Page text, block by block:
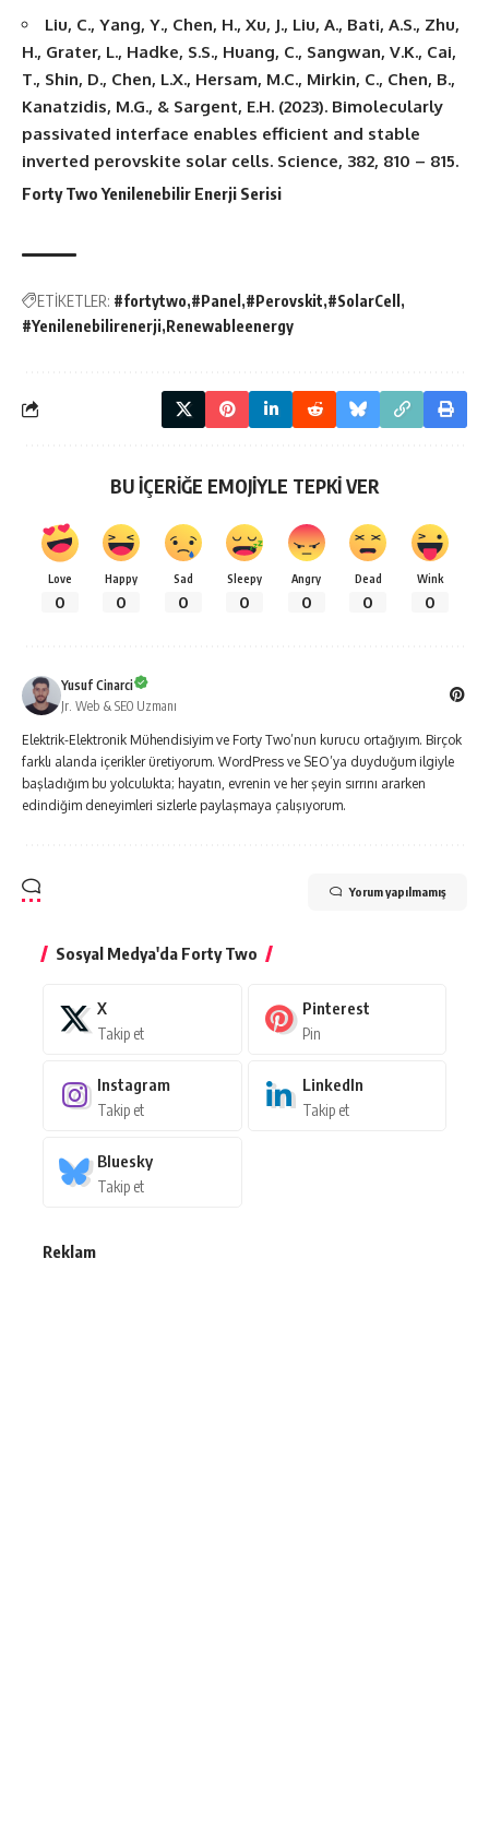
Liu, C., Yang, Y., Chen, H., Xu, J., Liu, A., Bati, A.S., Zhu,
H., Grater, L., Hadke, S.S., Huang, C., Sangwan, V.K., Cai,
T., Shin, D., Chen, L.X., Hersam, M.C., Mirkin, C., Chen, B.,
Kanatzidis, M.G., & Sargent, E.H. (2023). Bimolecularly
passivated interface enables efficient and stable
inverted perovskite solar cells. Science, 382, 810 – 815.
Forty Two Yenilenebilir Enerji Serisi
ETİKETLER: #fortytwo #Panel #Perovskit #SolarCell
#Yenilenebilirenerji Renewableenergy
BU İÇERİĞE EMOJİYLE TEPKİ VER
Love
0
Happy
0
Sad
0
Sleepy
0
Angry
0
Dead
0
Wink
0
Yusuf Cinarci
Jr. Web & SEO Uzmanı
Elektrik-Elektronik Mühendisiyim ve Forty Two’nun kurucu ortağıyım. Birçok
farklı alanda içerikler üretiyorum. WordPress ve SEO’ya duyduğum ilgiyle
başladığım bu yolculukta; hayatın, evrenin ve her şeyin sırrını ararken
edindiğim deneyimleri sizlerle paylaşmaya çalışıyorum.
Yorum yapılmamış
Sosyal Medya'da Forty Two
X
Takip et
Pinterest
Pin
Instagram
Takip et
LinkedIn
Takip et
Bluesky
Takip et
Reklam